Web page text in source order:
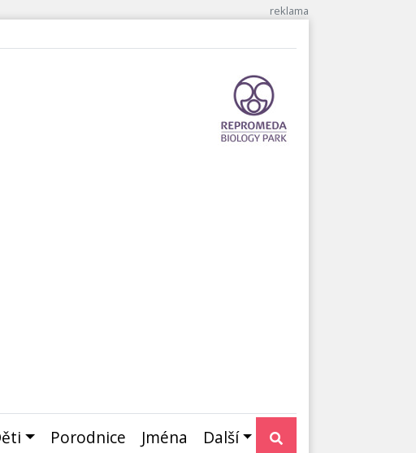
Porodnice Jména Další